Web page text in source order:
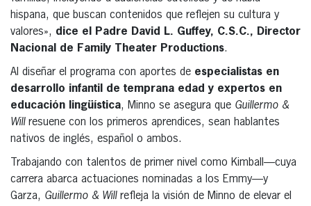
hispana, que buscan contenidos que reflejen su cultura y
valores», dice el Padre David L. Guffey, C.S.C., Director
Nacional de Family Theater Productions.
Al diseñar el programa con aportes de especialistas en
desarrollo infantil de temprana edad y expertos en
educación lingüística, Minno se asegura que Guillermo &
Willresuene con los primeros aprendices, sean hablantes
nativos de inglés, español o ambos.
Trabajando con talentos de primer nivel como Kimball—cuya
carrera abarca actuaciones nominadas a los Emmy—y
Garza, Guillermo & Willrefleja la visión de Minno de elevar el